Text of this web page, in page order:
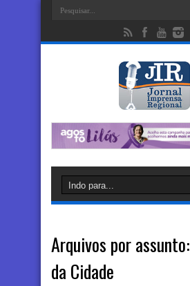
Arquivos por assunto:
da Cidade